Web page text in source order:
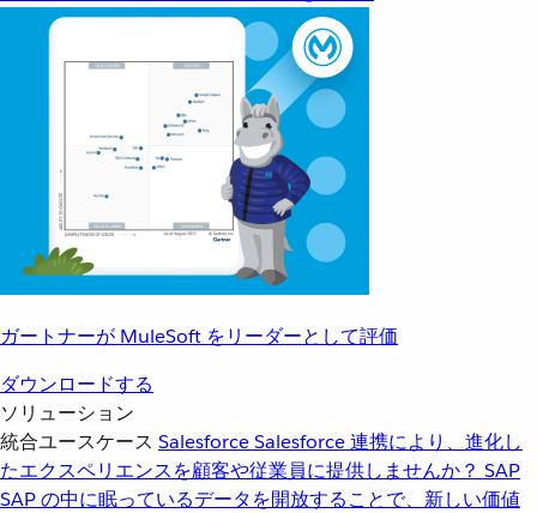
ガートナーが MuleSoft をリーダーとして評価
ダウンロードする
ソリューション
統合ユースケース SalesforceSalesforce 連携により、進化し
たエクスペリエンスを顧客や従業員に提供しませんか？ SAP
SAP の中に眠っているデータを開放することで、新しい価値